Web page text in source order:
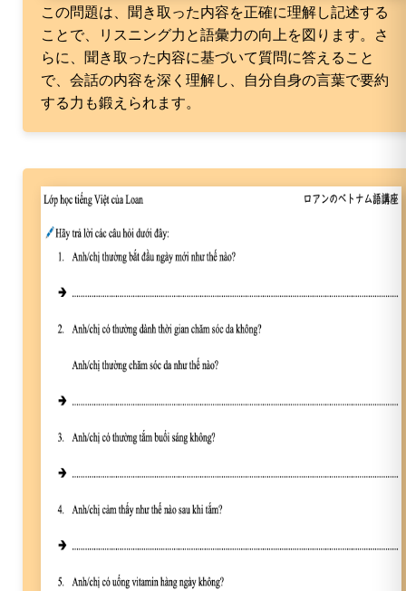
この問題は、聞き取った内容を正確に理解し記述する
ことで、リスニング力と語彙力の向上を図ります。さ
らに、聞き取った内容に基づいて質問に答えること
で、会話の内容を深く理解し、自分自身の言葉で要約
する力も鍛えられます。